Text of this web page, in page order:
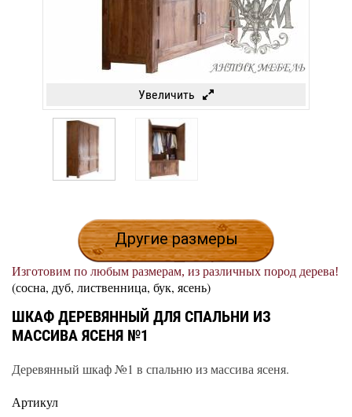
Увеличить
Другие размеры
Изготовим по любым размерам, из различных пород дерева!
(сосна, дуб, лиственница, бук, ясень)
ШКАФ ДЕРЕВЯННЫЙ ДЛЯ СПАЛЬНИ ИЗ
МАССИВА ЯСЕНЯ №1
Деревянный шкаф №1 в спальню из массива ясеня.
Артикул